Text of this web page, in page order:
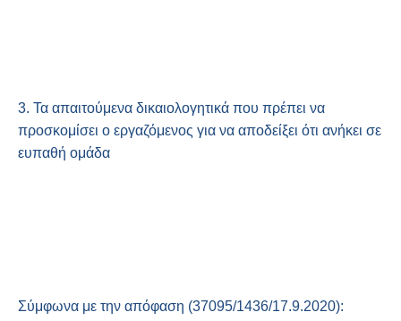
3. Τα απαιτούμενα δικαιολογητικά που πρέπει να
προσκομίσει ο εργαζόμενος για να αποδείξει ότι ανήκει σε
ευπαθή ομάδα
Σύμφωνα με την απόφαση (37095/1436/17.9.2020):